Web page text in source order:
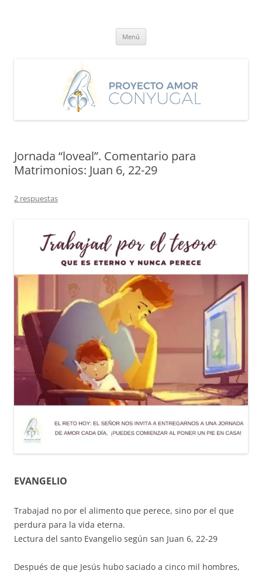
Menú
Jornada “loveal”. Comentario para
Matrimonios: Juan 6, 22-29
2 respuestas
EVANGELIO
Trabajad no por el alimento que perece, sino por el que
perdura para la vida eterna.
Lectura del santo Evangelio según san Juan 6, 22-29
Después de que Jesús hubo saciado a cinco mil hombres,